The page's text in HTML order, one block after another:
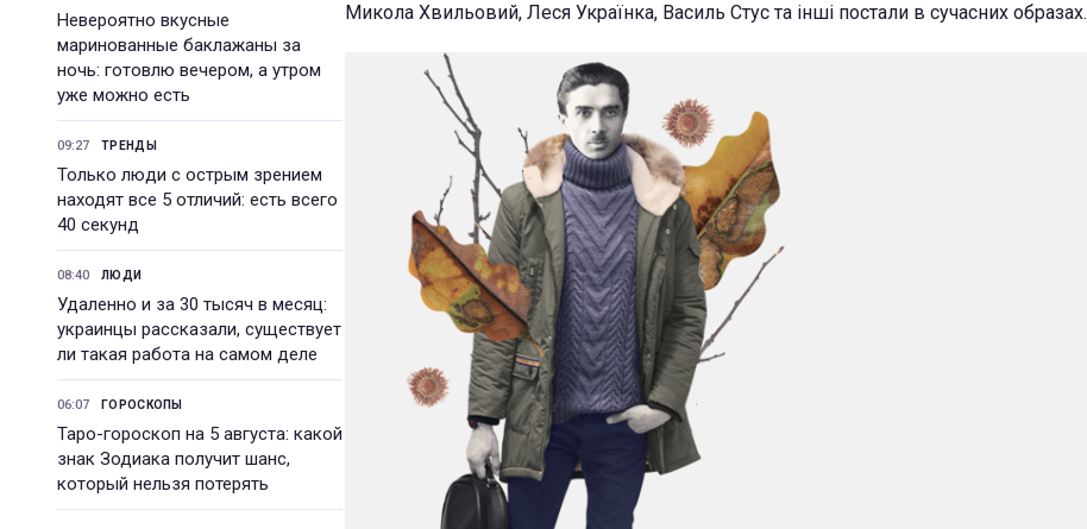
Невероятно вкусные
маринованные баклажаны за
ночь: готовлю вечером, а утром
уже можно есть
09:27 ТРЕНДЫ
Только люди с острым зрением
находят все 5 отличий: есть всего
40 секунд
08:40 ЛЮДИ
Удаленно и за 30 тысяч в месяц:
украинцы рассказали, существует
ли такая работа на самом деле
06:07 ГОРОСКОПЫ
Таро-гороскоп на 5 августа: какой
знак Зодиака получит шанс,
который нельзя потерять
Микола Хвильовий, Леся Українка, Василь Стус та інші постали в сучасних образах.